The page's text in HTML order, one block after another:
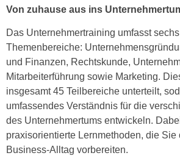
Von zuhause aus ins
Das Unternehmertraining umfasst
Themenbereiche:
und Finanzen, Rechtskunde,
Mitarbeiterführung sowie Marketing.
insgesamt 45 Teilbereiche unterteilt,
umfassendes Verständnis für die
des Unternehmertums entwickeln.
praxisorientierte Lernmethoden, die Sie
Business-Alltag vorbereiten.
d
u
m
ü
r
r
n
z
u
s
t
i
m
m
e
n